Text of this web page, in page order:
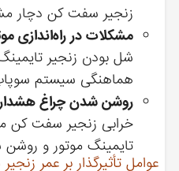
زنجیر سفت کن دچار
مشکلات در راه‌اندازی
شل بودن زنجیر
هماهنگی سیستم
روشن شدن چراغ هشدار
خرابی زنجیر سفت کن
تایمینگ موتور و
عوامل تأثیرگذار بر عمر